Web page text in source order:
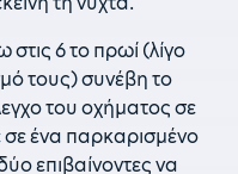
6 το πρωί (λίγο
τους) συνέβη το
του οχήματος σε
σε ένα παρκαρισμένο
επιβαίνοντες να